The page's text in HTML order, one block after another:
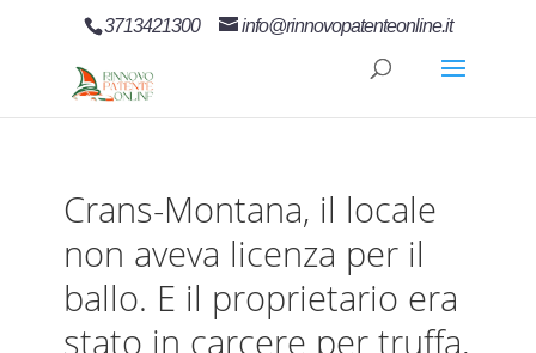
3713421300 info@rinnovopatenteonline.it
Crans-Montana, il locale
non aveva licenza per il
ballo. E il proprietario era
stato in carcere per truffa,